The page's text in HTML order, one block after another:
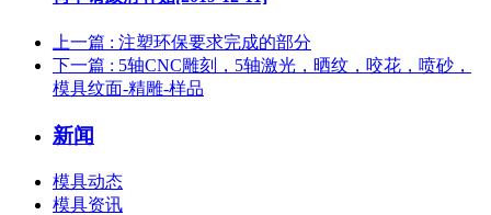
上一篇 : 注塑环保要求完成的部分
下一篇 : 5轴CNC雕刻，5轴激光，晒纹，咬花，喷砂，
模具纹面-精雕-样品
新闻
模具动态
模具资讯